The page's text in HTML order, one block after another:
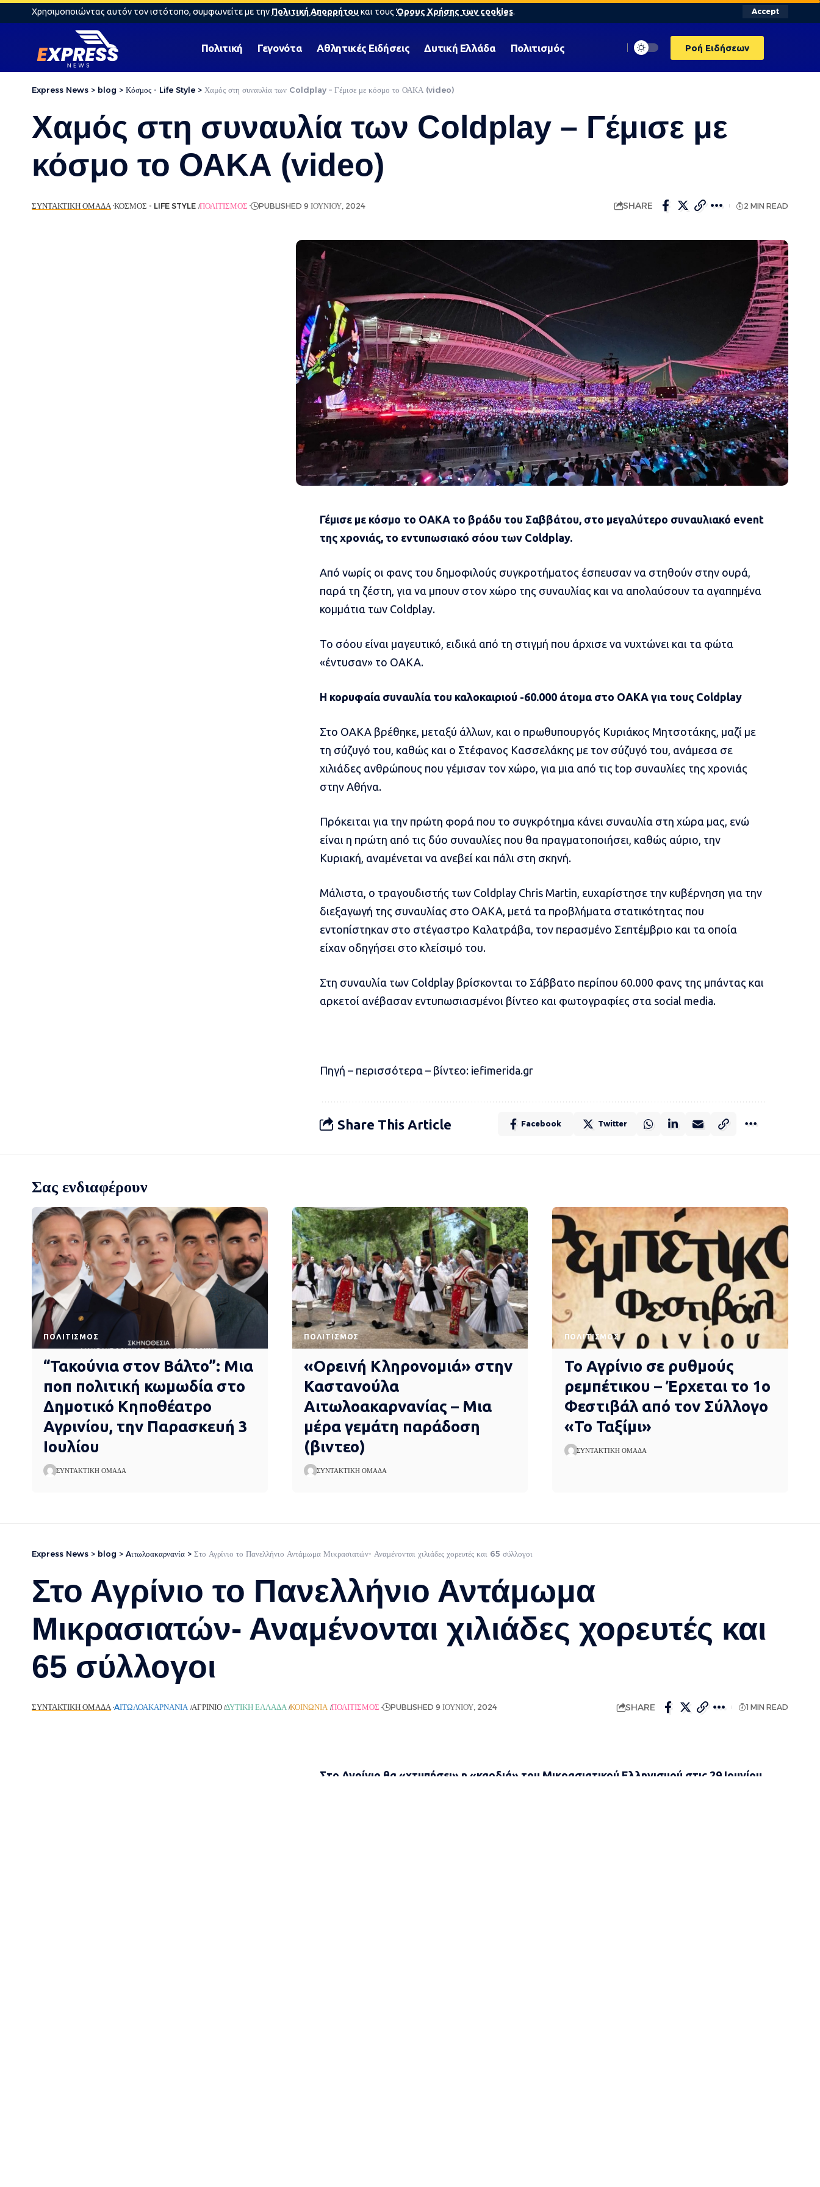
Χρησιμοποιώντας αυτόν τον ιστότοπο, συμφωνείτε με την Πολιτική Απορρήτου και τους Όρους Χρήσης των cookies. Accept
Πολιτική Γεγονότα Αθλητικές Ειδήσεις Δυτική Ελλάδα Πολιτισμός Ροή Ειδήσεων
Express News > blog > Κόσμος - Life Style > Χαμός στη συναυλία των Coldplay – Γέμισε με κόσμο το ΟΑΚΑ (video)
Χαμός στη συναυλία των Coldplay – Γέμισε με
κόσμο το ΟΑΚΑ (video)
ΣΥΝΤΑΚΤΙΚΉ ΟΜΆΔΑ ΚΌΣΜΟΣ - LIFE STYLE ΠΟΛΙΤΙΣΜΌΣ PUBLISHED 9 ΙΟΥΝΊΟΥ, 2024 SHARE 2 MIN READ
Γέμισε με κόσμο το ΟΑΚΑ το βράδυ του Σαββάτου, στο μεγαλύτερο συναυλιακό event
της χρονιάς, το εντυπωσιακό σόου των Coldplay.
Από νωρίς οι φανς του δημοφιλούς συγκροτήματος έσπευσαν να στηθούν στην ουρά,
παρά τη ζέστη, για να μπουν στον χώρο της συναυλίας και να απολαύσουν τα αγαπημένα
κομμάτια των Coldplay.
Το σόου είναι μαγευτικό, ειδικά από τη στιγμή που άρχισε να νυχτώνει και τα φώτα
«έντυσαν» το ΟΑΚΑ.
Η κορυφαία συναυλία του καλοκαιριού -60.000 άτομα στο ΟΑΚΑ για τους Coldplay
Στο ΟΑΚΑ βρέθηκε, μεταξύ άλλων, και ο πρωθυπουργός Κυριάκος Μητσοτάκης, μαζί με
τη σύζυγό του, καθώς και ο Στέφανος Κασσελάκης με τον σύζυγό του, ανάμεσα σε
χιλιάδες ανθρώπους που γέμισαν τον χώρο, για μια από τις top συναυλίες της χρονιάς
στην Αθήνα.
Πρόκειται για την πρώτη φορά που το συγκρότημα κάνει συναυλία στη χώρα μας, ενώ
είναι η πρώτη από τις δύο συναυλίες που θα πραγματοποιήσει, καθώς αύριο, την
Κυριακή, αναμένεται να ανεβεί και πάλι στη σκηνή.
Μάλιστα, ο τραγουδιστής των Coldplay Chris Martin, ευχαρίστησε την κυβέρνηση για την
διεξαγωγή της συναυλίας στο ΟΑΚΑ, μετά τα προβλήματα στατικότητας που
εντοπίστηκαν στο στέγαστρο Καλατράβα, τον περασμένο Σεπτέμβριο και τα οποία
είχαν οδηγήσει στο κλείσιμό του.
Στη συναυλία των Coldplay βρίσκονται το Σάββατο περίπου 60.000 φανς της μπάντας και
αρκετοί ανέβασαν εντυπωσιασμένοι βίντεο και φωτογραφίες στα social media.
Πηγή – περισσότερα – βίντεο: iefimerida.gr
Share This Article Facebook Twitter
Σας ενδιαφέρουν
ΠΟΛΙΤΙΣΜΌΣ
“Τακούνια στον Βάλτο”: Μια
ποπ πολιτική κωμωδία στο
Δημοτικό Κηποθέατρο
Αγρινίου, την Παρασκευή 3
Ιουλίου
ΣΥΝΤΑΚΤΙΚΉ ΟΜΆΔΑ
ΠΟΛΙΤΙΣΜΌΣ
«Ορεινή Κληρονομιά» στην
Καστανούλα
Αιτωλοακαρνανίας – Μια
μέρα γεμάτη παράδοση
(βιντεο)
ΣΥΝΤΑΚΤΙΚΉ ΟΜΆΔΑ
ΠΟΛΙΤΙΣΜΌΣ
Το Αγρίνιο σε ρυθμούς
ρεμπέτικου – Έρχεται το 1ο
Φεστιβάλ από τον Σύλλογο
«Το Ταξίμι»
ΣΥΝΤΑΚΤΙΚΉ ΟΜΆΔΑ
Express News > blog > Aιτωλοακαρνανία > Στο Αγρίνιο το Πανελλήνιο Αντάμωμα Μικρασιατών- Αναμένονται χιλιάδες χορευτές και 65 σύλλογοι
Στο Αγρίνιο το Πανελλήνιο Αντάμωμα
Μικρασιατών- Αναμένονται χιλιάδες χορευτές και
65 σύλλογοι
ΣΥΝΤΑΚΤΙΚΉ ΟΜΆΔΑ AΙΤΩΛΟΑΚΑΡΝΑΝΊΑ ΑΓΡΊΝΙΟ ΔΥΤΙΚΉ ΕΛΛΆΔΑ ΚΟΙΝΩΝΊΑ ΠΟΛΙΤΙΣΜΌΣ PUBLISHED 9 ΙΟΥΝΊΟΥ, 2024 SHARE 1 MIN READ